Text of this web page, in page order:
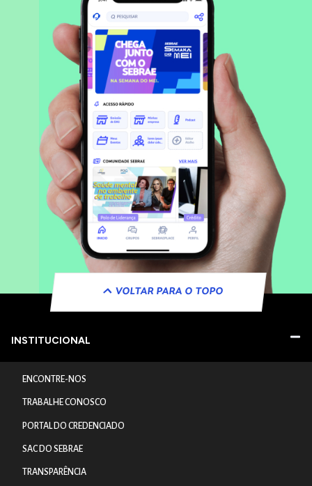
VOLTAR PARA O TOPO
INSTITUCIONAL
ENCONTRE-NOS
TRABALHE CONOSCO
PORTAL DO CREDENCIADO
SAC DO SEBRAE
TRANSPARÊNCIA